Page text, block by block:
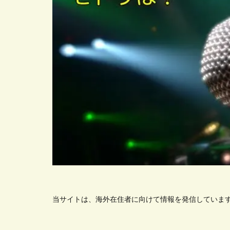
当サイトは、海外在住者に向けて情報を発信していま